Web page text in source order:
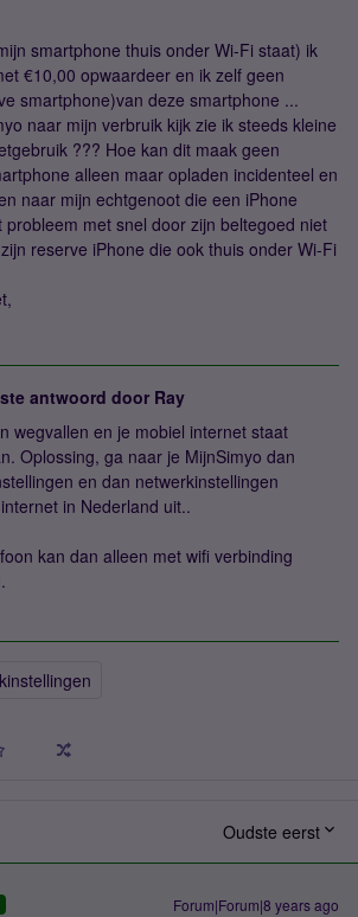
smartphone thuis onder Wi-Fi staat) ik
€10,00 opwaardeer en ik zelf geen
smartphone)van deze smartphone ...
naar mijn verbruik kijk zie ik steeds kleine
??? Hoe kan dit maak geen
alleen maar opladen incidenteel en
naar mijn echtgenoot die een iPhone
probleem met snel door zijn beltegoed niet
reserve iPhone die ook thuis onder Wi-Fi
antwoord door Ray
wegvallen en je mobiel internet staat
Oplossing, ga naar je MijnSimyo dan
en dan netwerkinstellingen
in Nederland uit..
kan dan alleen met wifi verbinding
Oudste eerst
Forum|Forum|8 years ago